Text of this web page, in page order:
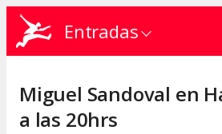
Entradas
Miguel Sandoval en
a las 20hrs